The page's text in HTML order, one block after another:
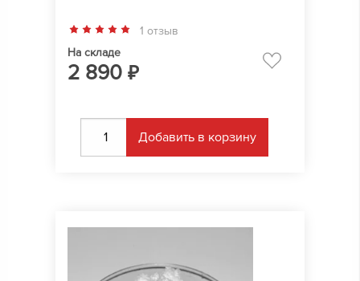
1 отзыв
На складе
2 890 ₽
Добавить в корзину